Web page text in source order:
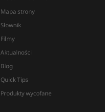
Mapa strony
Słownik
Filmy
Aktualności
Blog
Quick Tips
Produkty wycofane